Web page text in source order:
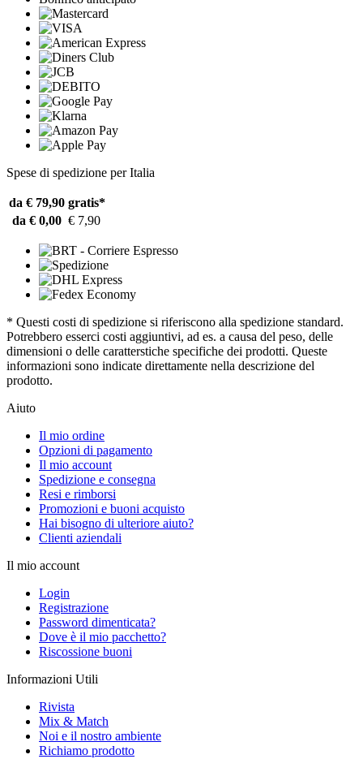
Spese di spedizione per Italia
da € 79,90 gratis*
da € 0,00 € 7,90
* Questi costi di spedizione si riferiscono alla spedizione standard.
Potrebbero esserci costi aggiuntivi, ad es. a causa del peso, delle
dimensioni o delle caratterstiche specifiche dei prodotti. Queste
informazioni sono indicate direttamente nella descrizione del
prodotto.
Aiuto
Il mio ordine
Opzioni di pagamento
Il mio account
Spedizione e consegna
Resi e rimborsi
Promozioni e buoni acquisto
Hai bisogno di ulteriore aiuto?
Clienti aziendali
Il mio account
Login
Registrazione
Password dimenticata?
Dove è il mio pacchetto?
Riscossione buoni
Informazioni Utili
Rivista
Mix & Match
Noi e il nostro ambiente
Richiamo prodotto